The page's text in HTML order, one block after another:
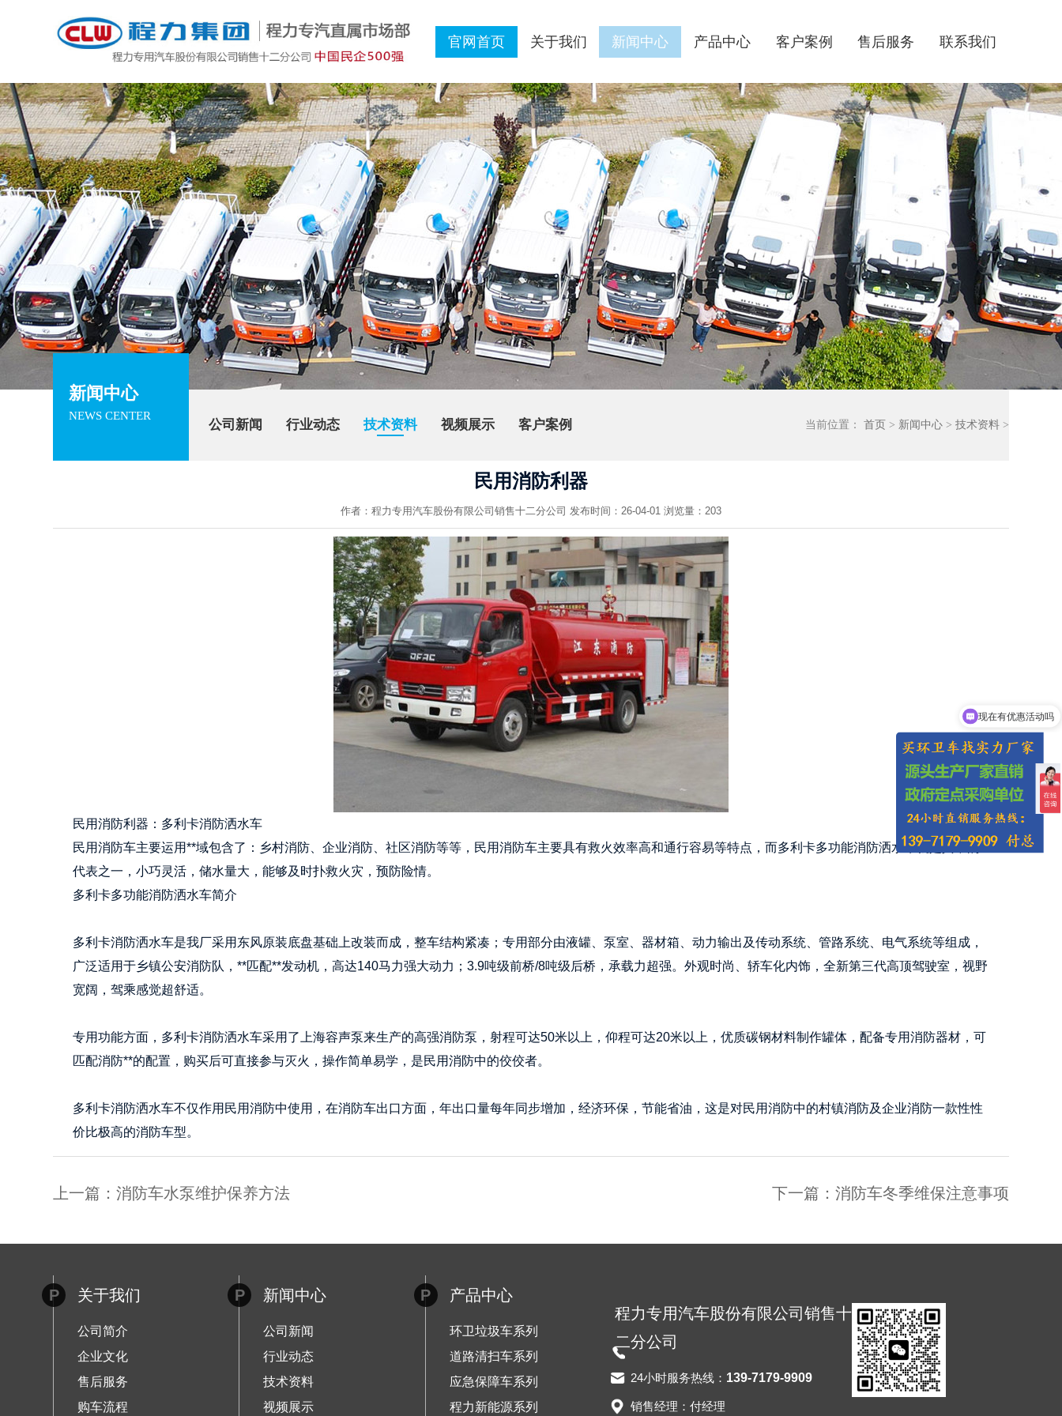
官网首页 关于我们 新闻中心 产品中心 客户案例 售后服务 联系我们
新闻中心
NEWS CENTER
公司新闻 行业动态 技术资料 视频展示 客户案例 当前位置： 首页 > 新闻中心> 技术资料>
民用消防利器
作者：程力专用汽车股份有限公司销售十二分公司 发布时间：26-04-01 浏览量：203
民用消防利器：多利卡消防洒水车
民用消防车主要运用**域包含了：乡村消防、企业消防、社区消防等等，民用消防车主要具有救火效率高和通行容易等特点，而多利卡多功能消防洒水车就是其中的
代表之一，小巧灵活，储水量大，能够及时扑救火灾，预防险情。
多利卡多功能消防洒水车简介
多利卡消防洒水车是我厂采用东风原装底盘基础上改装而成，整车结构紧凑；专用部分由液罐、泵室、器材箱、动力输出及传动系统、管路系统、电气系统等组成，
广泛适用于乡镇公安消防队，**匹配**发动机，高达140马力强大动力；3.9吨级前桥/8吨级后桥，承载力超强。外观时尚、轿车化内饰，全新第三代高顶驾驶室，视野
宽阔，驾乘感觉超舒适。
专用功能方面，多利卡消防洒水车采用了上海容声泵来生产的高强消防泵，射程可达50米以上，仰程可达20米以上，优质碳钢材料制作罐体，配备专用消防器材，可
匹配消防**的配置，购买后可直接参与灭火，操作简单易学，是民用消防中的佼佼者。
多利卡消防洒水车不仅作用民用消防中使用，在消防车出口方面，年出口量每年同步增加，经济环保，节能省油，这是对民用消防中的村镇消防及企业消防一款性性
价比极高的消防车型。
上一篇：消防车水泵维护保养方法 下一篇：消防车冬季维保注意事项
P 关于我们
公司简介
企业文化
售后服务
购车流程
P 新闻中心
公司新闻
行业动态
技术资料
视频展示
P 产品中心
环卫垃圾车系列
道路清扫车系列
应急保障车系列
程力新能源系列
程力专用汽车股份有限公司销售十
二分公司
24小时服务热线： 139-7179-9909
销售经理：付经理
可以介绍下你们的产品么